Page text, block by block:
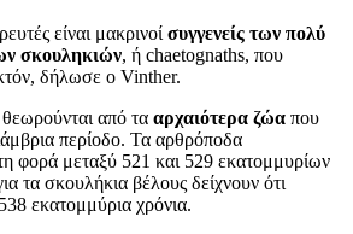
είναι μακρινοίσυγγενείς των πολύ
σκουληκιών, ή chaetognaths, που
δήλωσε ο Vinther.
από τα αρχαιότερα ζώα που
περίοδο. Τα αρθρόποδα
φορά μεταξύ 521 και 529 εκατομμυρίων
τα σκουλήκια βέλους δείχνουν ότι
εκατομμύρια χρόνια.